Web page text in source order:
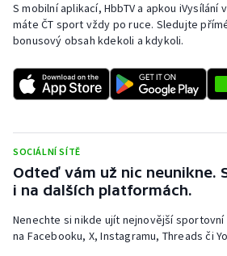
S mobilní aplikací, HbbTV a apkou
máte ČT sport vždy po ruce. Sledujte
bonusový obsah kdekoli a kdykoli.
SOCIÁLNÍ SÍTĚ
Odteď vám už nic neunikne.
i na dalších platformách.
Nenechte si nikde ujít nejnovější sportovní
na Facebooku, X, Instagramu, Threads či